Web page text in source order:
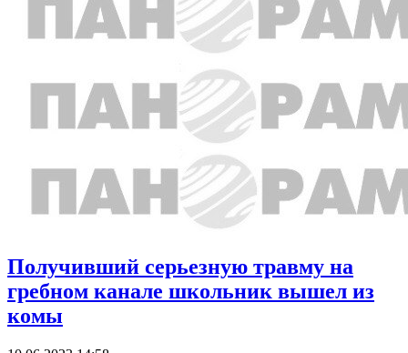
Получивший серьезную травму на
гребном канале школьник вышел из
комы